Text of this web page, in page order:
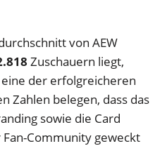
von AEW
Zuschauern liegt,
der erfolgreicheren
Zahlen belegen, dass das
sowie die Card
Community geweckt